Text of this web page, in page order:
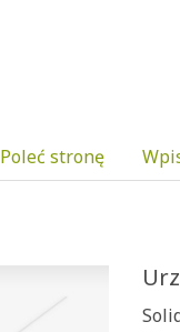
Poleć stronę